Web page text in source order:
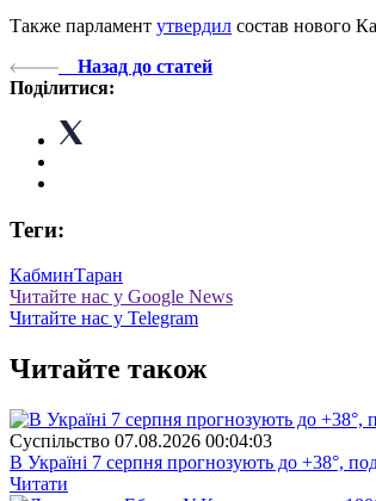
Также парламент утвердил состав нового
Назад до статей
Поділитися:
Теги:
КабминТаран
Читайте нас у Google News
Читайте нас у Telegram
Читайте також
Суспiльство 07.08.2026 00:04:03
В Україні 7 серпня прогнозують до +38°,
Читати